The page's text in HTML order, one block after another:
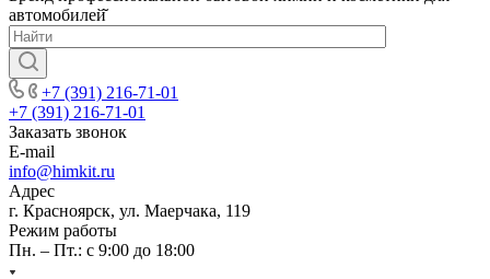
автомобилей̆
+7 (391) 216-71-01
+7 (391) 216-71-01
Заказать звонок
E-mail
info@himkit.ru
Адрес
г. Красноярск, ул. Маерчака, 119
Режим работы
Пн. – Пт.: с 9:00 до 18:00